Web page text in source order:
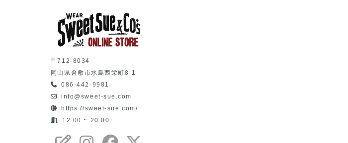
〒712-8034
岡山県倉敷市水島西栄町8-1
086-442-9981
info@sweet-sue.com
https://sweet-sue.com/
12:00 ~ 20:00